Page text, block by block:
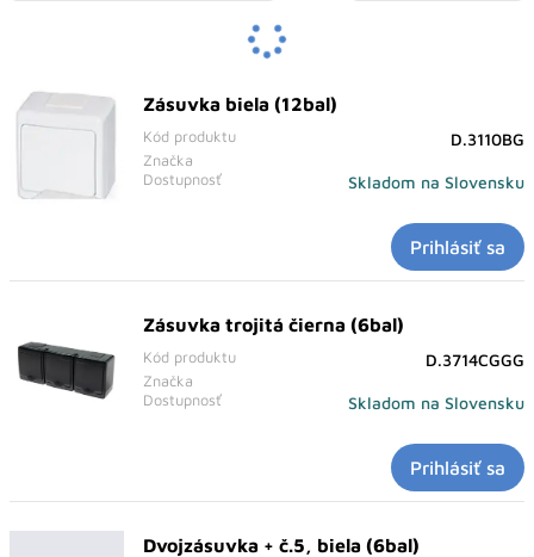
Zásuvka biela (12bal)
Značka
Kód produktu D.3110BG
Dostupnosť Skladom na Slovensku
Prihlásiť sa
Zásuvka trojitá čierna (6bal)
Značka
Kód produktu D.3714CGGG
Dostupnosť Skladom na Slovensku
Prihlásiť sa
Dvojzásuvka + č.5, biela (6bal)